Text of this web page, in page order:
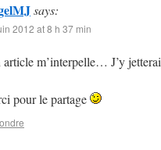
says:
2012 at 8 h 37 min
article m’interpelle… J’y
pour le partage